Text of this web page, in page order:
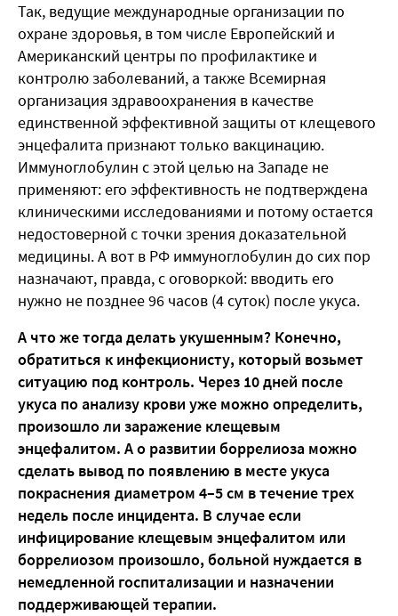
Так, ведущие международные организации по
охране здоровья, в том числе Европейский и
Американский центры по профилактике и
контролю заболеваний, а также Всемирная
организация здравоохранения в качестве
единственной эффективной защиты от клещевого
энцефалита признают только вакцинацию.
Иммуноглобулин с этой целью на Западе не
применяют: его эффективность не подтверждена
клиническими исследованиями и потому остается
недостоверной с точки зрения доказательной
медицины. А вот в РФ иммуноглобулин до сих пор
назначают, правда, с оговоркой: вводить его
нужно не позднее 96 часов (4 суток) после укуса.
А что же тогда делать укушенным? Конечно,
обратиться к инфекционисту, который возьмет
ситуацию под контроль. Через 10 дней после
укуса по анализу крови уже можно определить,
произошло ли заражение клещевым
энцефалитом. А о развитии боррелиоза можно
сделать вывод по появлению в месте укуса
покраснения диаметром 4–5 см в течение трех
недель после инцидента. В случае если
инфицирование клещевым энцефалитом или
боррелиозом произошло, больной нуждается в
немедленной госпитализации и назначении
поддерживающей терапии.